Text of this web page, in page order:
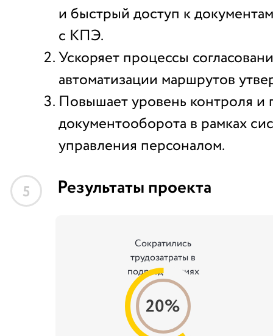
и быстрый доступ к
с КПЭ.
Ускоряет процессы
автоматизации маршрутов
Повышает уровень контроля и
документооборота в рамках
управления персоналом.
5 Результаты проекта
Сократились
трудозатраты в
подразделениях
20%